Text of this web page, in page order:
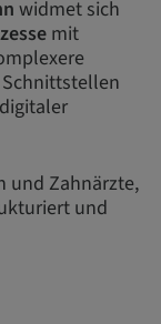
widmet sich
mit
und Zahnärzte,
und